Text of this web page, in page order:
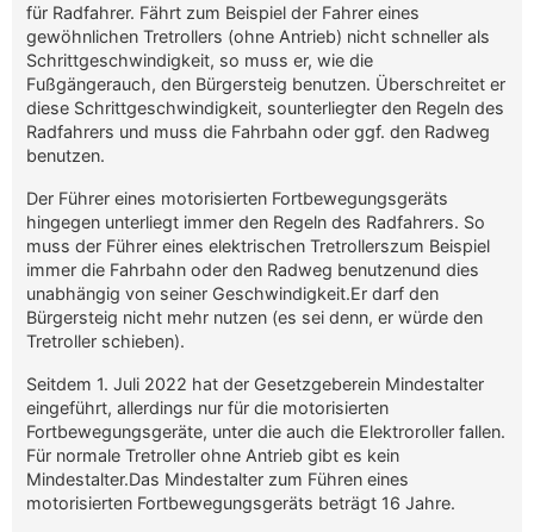
für Radfahrer. Fährt zum Beispiel der Fahrer eines
gewöhnlichen Tretrollers (ohne Antrieb) nicht schneller als
Schrittgeschwindigkeit, so muss er, wie die
Fußgängerauch, den Bürgersteig benutzen. Überschreitet er
diese Schrittgeschwindigkeit, sounterliegter den Regeln des
Radfahrers und muss die Fahrbahn oder ggf. den Radweg
benutzen.
Der Führer eines motorisierten Fortbewegungsgeräts
hingegen unterliegt immer den Regeln des Radfahrers. So
muss der Führer eines elektrischen Tretrollerszum Beispiel
immer die Fahrbahn oder den Radweg benutzenund dies
unabhängig von seiner Geschwindigkeit.Er darf den
Bürgersteig nicht mehr nutzen (es sei denn, er würde den
Tretroller schieben).
Seitdem 1. Juli 2022 hat der Gesetzgeberein Mindestalter
eingeführt, allerdings nur für die motorisierten
Fortbewegungsgeräte, unter die auch die Elektroroller fallen.
Für normale Tretroller ohne Antrieb gibt es kein
Mindestalter.Das Mindestalter zum Führen eines
motorisierten Fortbewegungsgeräts beträgt 16 Jahre.